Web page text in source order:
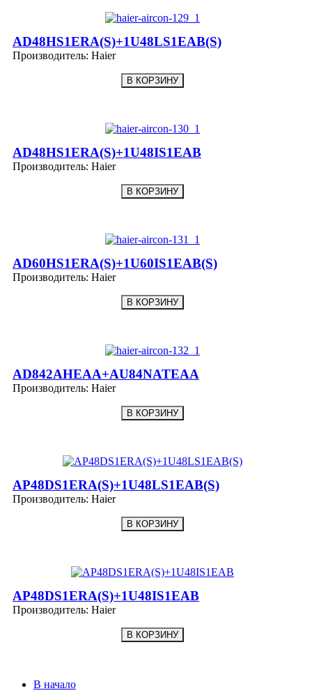
AD48HS1ERA(S)+1U48LS1EAB(S)
Производитель: Haier
AD48HS1ERA(S)+1U48IS1EAB
Производитель: Haier
AD60HS1ERA(S)+1U60IS1EAB(S)
Производитель: Haier
AD842AHEAA+AU84NATEAA
Производитель: Haier
AP48DS1ERA(S)+1U48LS1EAB(S)
Производитель: Haier
AP48DS1ERA(S)+1U48IS1EAB
Производитель: Haier
В начало